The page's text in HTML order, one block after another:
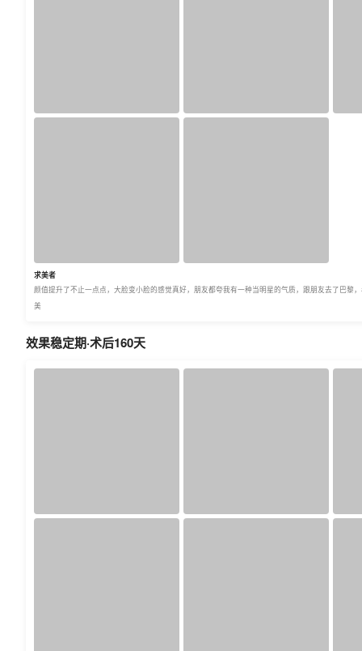
求美者
颜值提升了不止一点点，大脸变小脸的感觉真好，朋友都夸我有一种当明星的气质，跟朋友去了巴
美
效果稳定期·术后160天